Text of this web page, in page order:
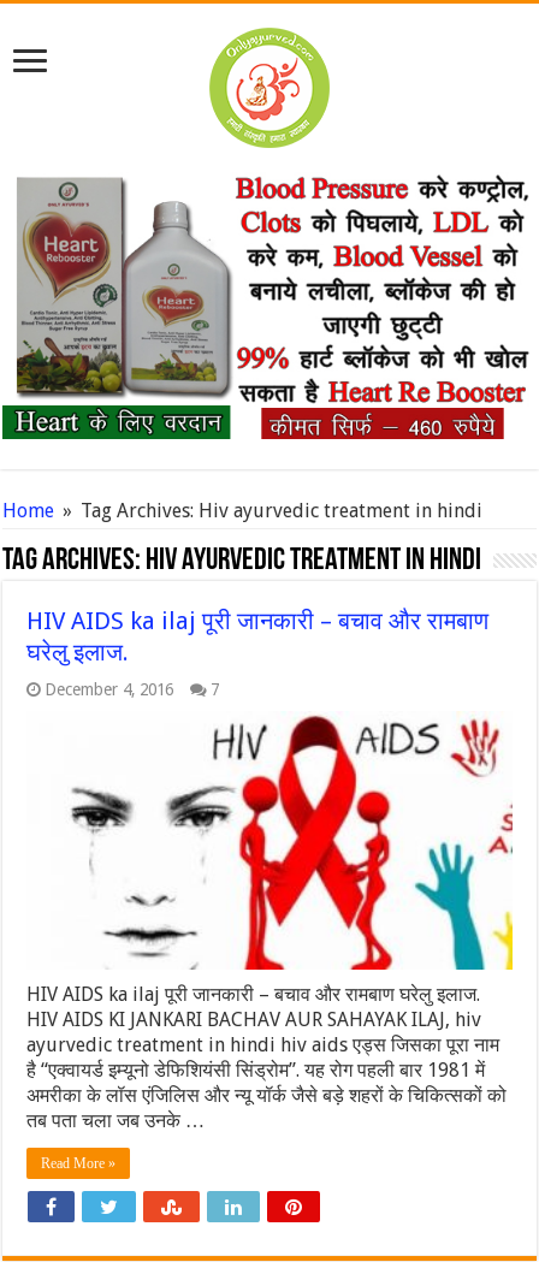
Home » Tag Archives: Hiv ayurvedic treatment in hindi
Tag Archives: Hiv ayurvedic treatment in hindi
HIV AIDS ka ilaj पूरी जानकारी – बचाव और रामबाण
घरेलु इलाज.
December 4, 2016 7
HIV AIDS ka ilaj पूरी जानकारी – बचाव और रामबाण घरेलु इलाज.
HIV AIDS KI JANKARI BACHAV AUR SAHAYAK ILAJ, hiv
ayurvedic treatment in hindi hiv aids एड्स जिसका पूरा नाम
है “एक्वायर्ड इम्यूनो डेफिशियंसी सिंड्रोम”. यह रोग पहली बार 1981 में
अमरीका के लॉस एंजिलिस और न्यू यॉर्क जैसे बड़े शहरों के चिकित्सकों को
तब पता चला जब उनके …
Read More »